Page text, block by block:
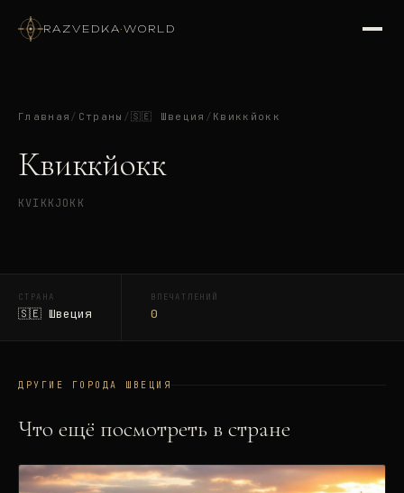
RAZVEDKA·WORLD
Главная / Страны /🇸🇪 Швеция / Квиккйокк
Квиккйокк
KVIKKJOKK
СТРАНА
🇸🇪 Швеция
ВПЕЧАТЛЕНИЙ
0
ДРУГИЕ ГОРОДА ШВЕЦИЯ
Что ещё посмотреть в стране